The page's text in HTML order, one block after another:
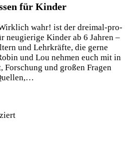
für Kinder
wahr! ist der dreimal-pro-
neugierige Kinder ab 6 Jahren –
und Lehrkräfte, die gerne
und Lou nehmen euch mit in
Forschung und großen Fragen